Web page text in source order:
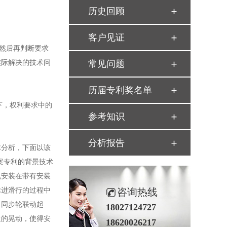
后再判断要求
解决的技术问
权利要求中的
析，下面以该
专利的背景技术
装在带有安装
滑行的过程中
步轮联动起
晃动，使得安
历史回顾
客户见证
常见问题
历届专利奖名单
参考知识
分析报告
咨询热线
18027124727
18620026217